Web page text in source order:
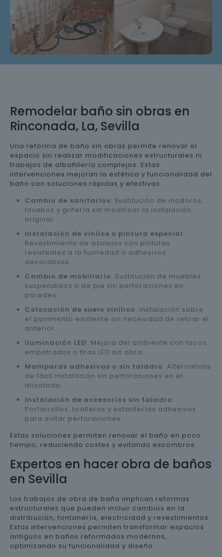
Remodelar baño sin obras en
Rinconada, La, Sevilla
Una reforma de baño sin obras permite renovar el
espacio sin realizar modificaciones estructurales ni
trabajos de albañilería complejos. Estas
intervenciones mejoran la estética y funcionalidad del
baño con soluciones rápidas y efectivas.
Cambio de sanitarios: Sustitución de inodoros,
lavabos y grifería sin modificar la instalación
original.
Instalación de vinilos o pintura especial:
Revestimiento de azulejos con pinturas
resistentes a la humedad o adhesivos
decorativos.
Cambio de mobiliario: Sustitución de muebles
suspendidos o de pie sin perforaciones en
paredes.
Colocación de suelo vinílico: Instalación sobre
el pavimento existente sin necesidad de retirar el
anterior.
Iluminación LED: Mejora del ambiente con focos
empotrados o tiras LED sin obra.
Mamparas adhesivas o sin taladro: Alternativas
de fácil instalación sin perforaciones en el
alicatado.
Instalación de accesorios sin taladro:
Portarrollos, toalleros y estanterías adhesivas
para evitar perforaciones.
Estas soluciones permiten renovar el baño en poco
tiempo, reduciendo costes y evitando escombros.
Expertos en hacer obra de baños
en Sevilla
Los trabajos de obra de baño implican reformas
estructurales que pueden incluir cambios en la
distribución, fontanería, electricidad y revestimientos.
Estas intervenciones permiten transformar espacios
antiguos en baños reformados modernos,
optimizando su funcionalidad y diseño.